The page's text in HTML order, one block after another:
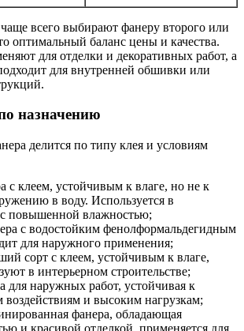
чаще всего выбирают фанеру второго или
оптимальный баланс цены и качества.
для отделки и декоративных работ, а
для внутренней обшивки или
назначению
делится по типу клея и условиям
с клеем, устойчивым к влаге, но не к
в воду. Используется в
повышенной влажностью;
с водостойким фенолформальдегидным
для наружного применения;
сорт с клеем, устойчивым к влаге,
в интерьерном строительстве;
для наружных работ, устойчивая к
и высоким нагрузкам;
фанера, обладающая